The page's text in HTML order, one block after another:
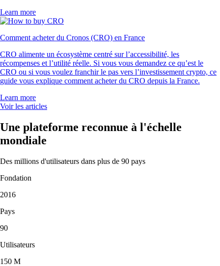
Learn more
Comment acheter du Cronos (CRO) en France
CRO alimente un écosystème centré sur l’accessibilité, les
récompenses et l’utilité réelle. Si vous vous demandez ce qu’est le
CRO ou si vous voulez franchir le pas vers l’investissement crypto, ce
guide vous explique comment acheter du CRO depuis la France.
Learn more
Voir les articles
Une plateforme reconnue à l'échelle
mondiale
Des millions d'utilisateurs dans plus de 90 pays
Fondation
2016
Pays
90
Utilisateurs
150 M